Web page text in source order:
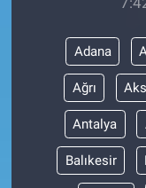
Adana
Ağrı
Antalya
Balıkesir
Gün Bitiyor
Gün Ortası
Gündem Özel
Günün